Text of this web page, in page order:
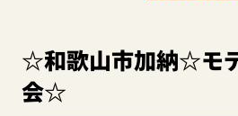
☆和歌山市加納☆モ
会☆